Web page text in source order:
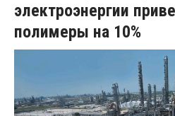
электроэнергии
полимеры на 10%